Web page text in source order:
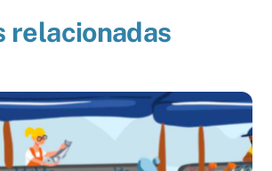
relacionadas